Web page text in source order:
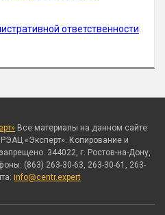
ответственности
Все материалы на данном сайте
«Эксперт». Копирование и
344022, г. Ростов-на-Дону,
(863) 263-30-63, 263-30-61, 263-
info@centr.expert